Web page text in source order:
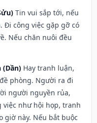
Tin vui sắp tới, nếu
Đi công việc gặp gỡ có
Nếu chăn nuôi đều
(Dần) Hay tranh luận,
phòng. Người ra đi
người nguyền rủa,
như hội họp, tranh
giờ này. Nếu bắt buộc